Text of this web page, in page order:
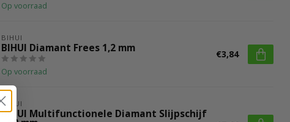
Op voorraad
BIHUI
BIHUI Diamant Frees 1,2 mm
Op voorraad
€3,84
BIHUI
BIHUI Multifunctionele Diamant Slijpschijf